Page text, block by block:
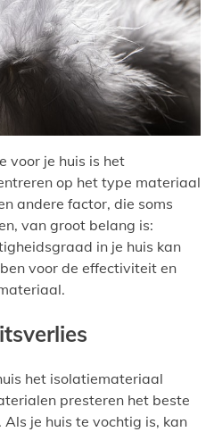
voor je huis is het
op het type materiaal
andere factor, die soms
van groot belang is:
in je huis kan
voor de effectiviteit en
het isolatiemateriaal
presteren het beste
je huis te vochtig is, kan